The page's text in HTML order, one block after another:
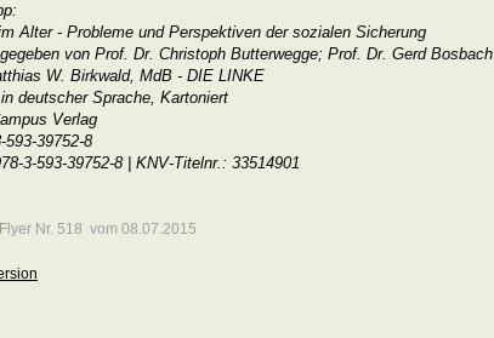
Alter - Probleme und Perspektiven der sozialen Sicherung
von Prof. Dr. Christoph Butterwegge; Prof. Dr. Gerd Bosbach
W. Birkwald, MdB - DIE LINKE
deutscher Sprache, Kartoniert
Verlag
593-39752-8
3-593-39752-8 | KNV-Titelnr.: 33514901
Nr. 518 vom 08.07.2015